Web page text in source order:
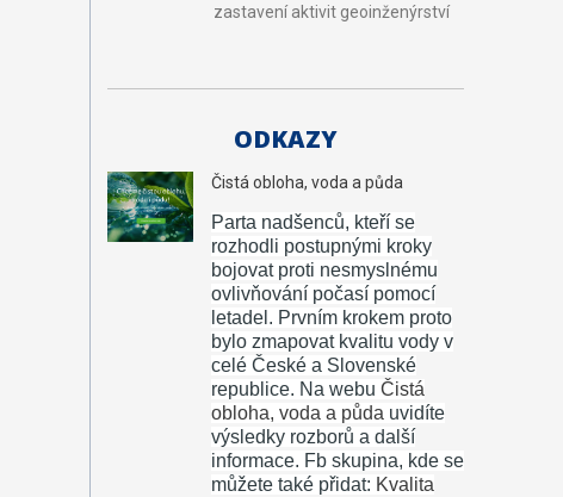
zastavení aktivit geoinženýrství
ODKAZY
Čistá obloha, voda a půda
Parta nadšenců, kteří se
rozhodli postupnými kroky
bojovat proti nesmyslnému
ovlivňování počasí pomocí
letadel. Prvním krokem proto
bylo zmapovat kvalitu vody v
celé České a Slovenské
republice. Na webu Čistá
obloha, voda a půda uvidíte
výsledky rozborů a další
informace. Fb skupina, kde se
můžete také přidat: Kvalita